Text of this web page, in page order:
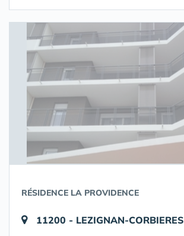
RÉSIDENCE LA PROVIDENCE
11200 - LEZIGNAN-CORBIERES